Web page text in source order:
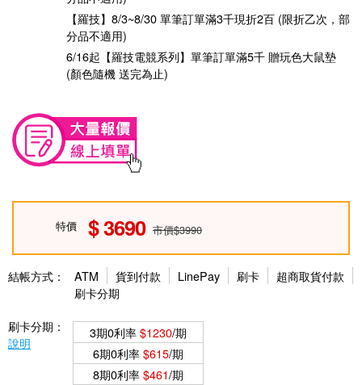
【羅技】8/3~8/30 單筆訂單滿3千現折2百 (限折乙次，部
分品不適用)
6/16起【羅技電競系列】單筆訂單滿5千 贈玩色大鼠墊
(顏色隨機 送完為止)
特價 3690 市價$3990
結帳方式： ATM 貨到付款 LinePay 刷卡
超商取貨付款
刷卡分期
刷卡分期：
說明
3期0利率$1230/期
6期0利率$615/期
8期0利率$461/期